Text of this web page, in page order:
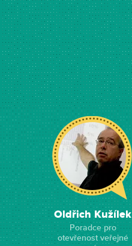
Oldřich Kužílek
Poradce pro
otevřenost veřejné